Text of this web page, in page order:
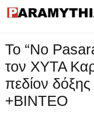
To “No
τον ΧΥΤΑ
πεδίον
+BINTEO